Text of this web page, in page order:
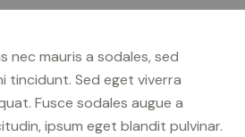
nec mauris a sodales, sed
tincidunt. Sed eget viverra
Fusce sodales augue a
ipsum eget blandit pulvinar.